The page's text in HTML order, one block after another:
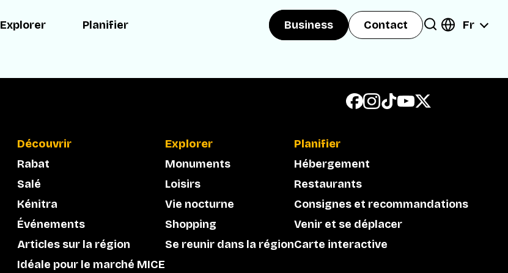
Explorer Planifier Business Contact Fr
Découvrir
Rabat
Salé
Kénitra
Événements
Articles sur la région
Idéale pour le marché MICE
Explorer
Monuments
Loisirs
Vie nocturne
Shopping
Se reunir dans la région
Planifier
Hébergement
Restaurants
Consignes et recommandations
Venir et se déplacer
Carte interactive